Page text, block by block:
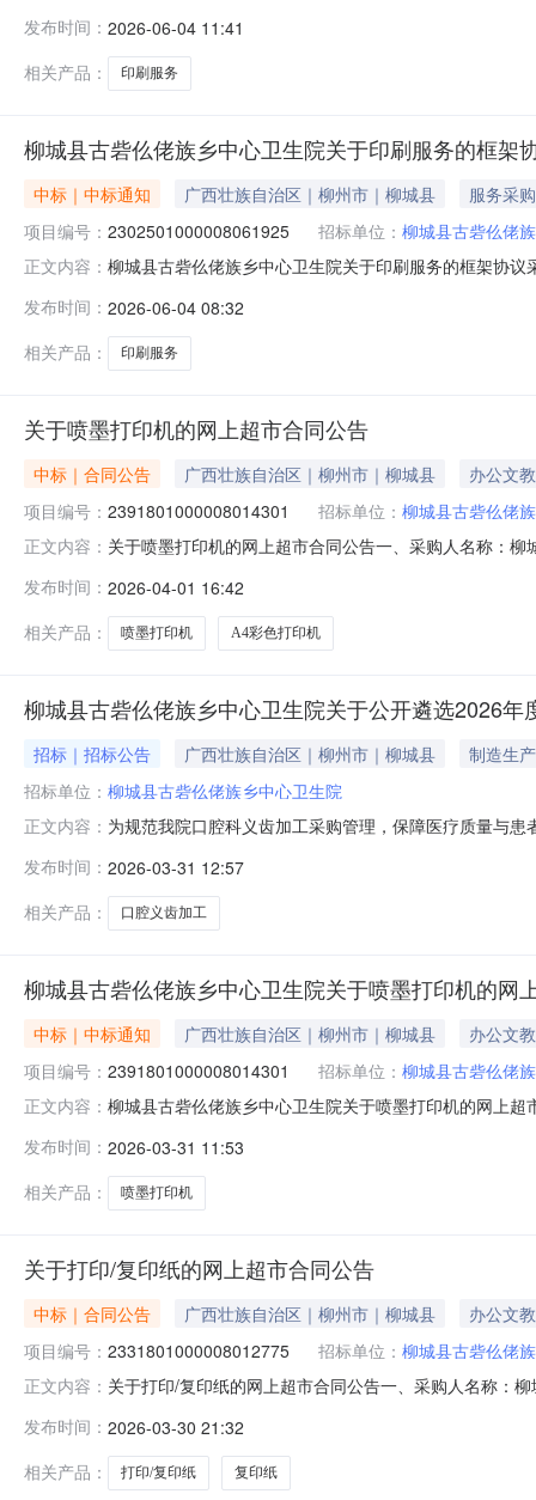
1.003806.53806.5服务要求或标的基本概况：七、其它
发布时间： 2026-06-04 11:41
相关产品：
印刷服务
柳城县古砦仫佬族乡中心卫生院关于印刷服务的框架
中标｜中标通知 广西壮族自治区｜柳州市｜柳城县
服务采购
项目编号： 2302501000008061925 招标单位： 柳城县古砦仫佬
正文内容： 柳城县古砦仫佬族乡中心卫生院关于印刷服务的框架协
联系人:韦桂香项目联系电话:/采购计划信息：序号采购
发布时间： 2026-06-04 08:32
相关产品：
印刷服务
关于喷墨打印机的网上超市合同公告
中标｜合同公告 广西壮族自治区｜柳州市｜柳城县
办公文教
项目编号： 2391801000008014301 招标单位： 柳城县古砦仫佬
正文内容： 关于喷墨打印机的网上超市合同公告一、采购人名称：
L4269喷墨打印机爱普生/EpsonL4269台2.0019503900
发布时间： 2026-04-01 16:42
相关产品：
喷墨打印机 A4彩色打印机
柳城县古砦仫佬族乡中心卫生院关于公开遴选2026
招标｜招标公告 广西壮族自治区｜柳州市｜柳城县
制造生产
招标单位： 柳城县古砦仫佬族乡中心卫生院
正文内容： 为规范我院口腔科义齿加工采购管理，保障医疗质量与
术支持服务。固定义齿：烤瓷冠、全瓷冠、嵌体、贴面
器、矫治器附件等3.服务期限：1年（自合同签订
发布时间： 2026-03-31 12:57
相关产品：
口腔义齿加工
柳城县古砦仫佬族乡中心卫生院关于喷墨打印机的网
中标｜中标通知 广西壮族自治区｜柳州市｜柳城县
办公文教
项目编号： 2391801000008014301 招标单位： 柳城县古砦仫佬
正文内容： 柳城县古砦仫佬族乡中心卫生院关于喷墨打印机的网上
号:2391801000008014301项目联系人:韦桂香项目联系
目
发布时间： 2026-03-31 11:53
相关产品：
喷墨打印机
关于打印/复印纸的网上超市合同公告
中标｜合同公告 广西壮族自治区｜柳州市｜柳城县
办公文教
项目编号： 2331801000008012775 招标单位： 柳城县古砦仫佬
正文内容： 关于打印/复印纸的网上超市合同公告一、采购人名称：
星际战舰80gA480克A4复印纸（8包/件）晨鸣/
发布时间： 2026-03-30 21:32
相关产品：
打印/复印纸 复印纸